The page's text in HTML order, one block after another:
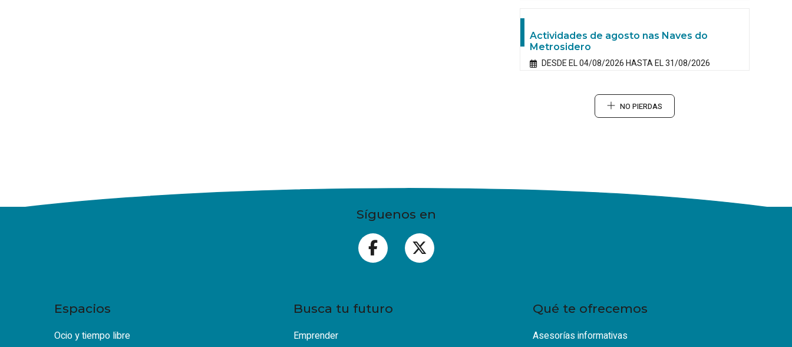
Actividades de agosto nas Naves do
Metrosidero
DESDE EL 04/08/2026 HASTA EL 31/08/2026
NO PIERDAS
Síguenos en
Espacios
Ocio y tiempo libre
Busca tu futuro
Emprender
Qué te ofrecemos
Asesorías informativas